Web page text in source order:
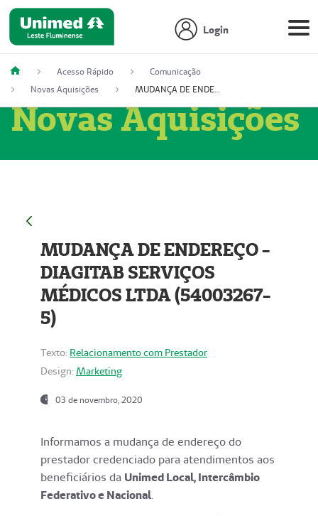
Login
Acesso Rápido
Comunicação
Novas Aquisições
MUDANÇA DE ENDEREÇO - DIAGITAB SERVIÇOS MÉDICOS LTDA (54003267-5)
Novas Aquisições
MUDANÇA DE ENDEREÇO -
DIAGITAB SERVIÇOS
MÉDICOS LTDA (54003267-
5)
Texto: Relacionamento com Prestador
Design: Marketing
03 de novembro, 2020
Informamos a mudança de endereço do
prestador credenciado para atendimentos aos
beneficiários da Unimed Local, Intercâmbio
Federativo e Nacional.